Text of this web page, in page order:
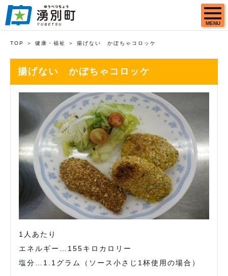
MENU
TOP 健康・福祉 揚げない かぼちゃコロッケ
揚げない かぼちゃコロッケ
1人あたり
エネルギー…155キロカロリー
塩分…1.1グラム（ソース小さじ1杯使用の場合）